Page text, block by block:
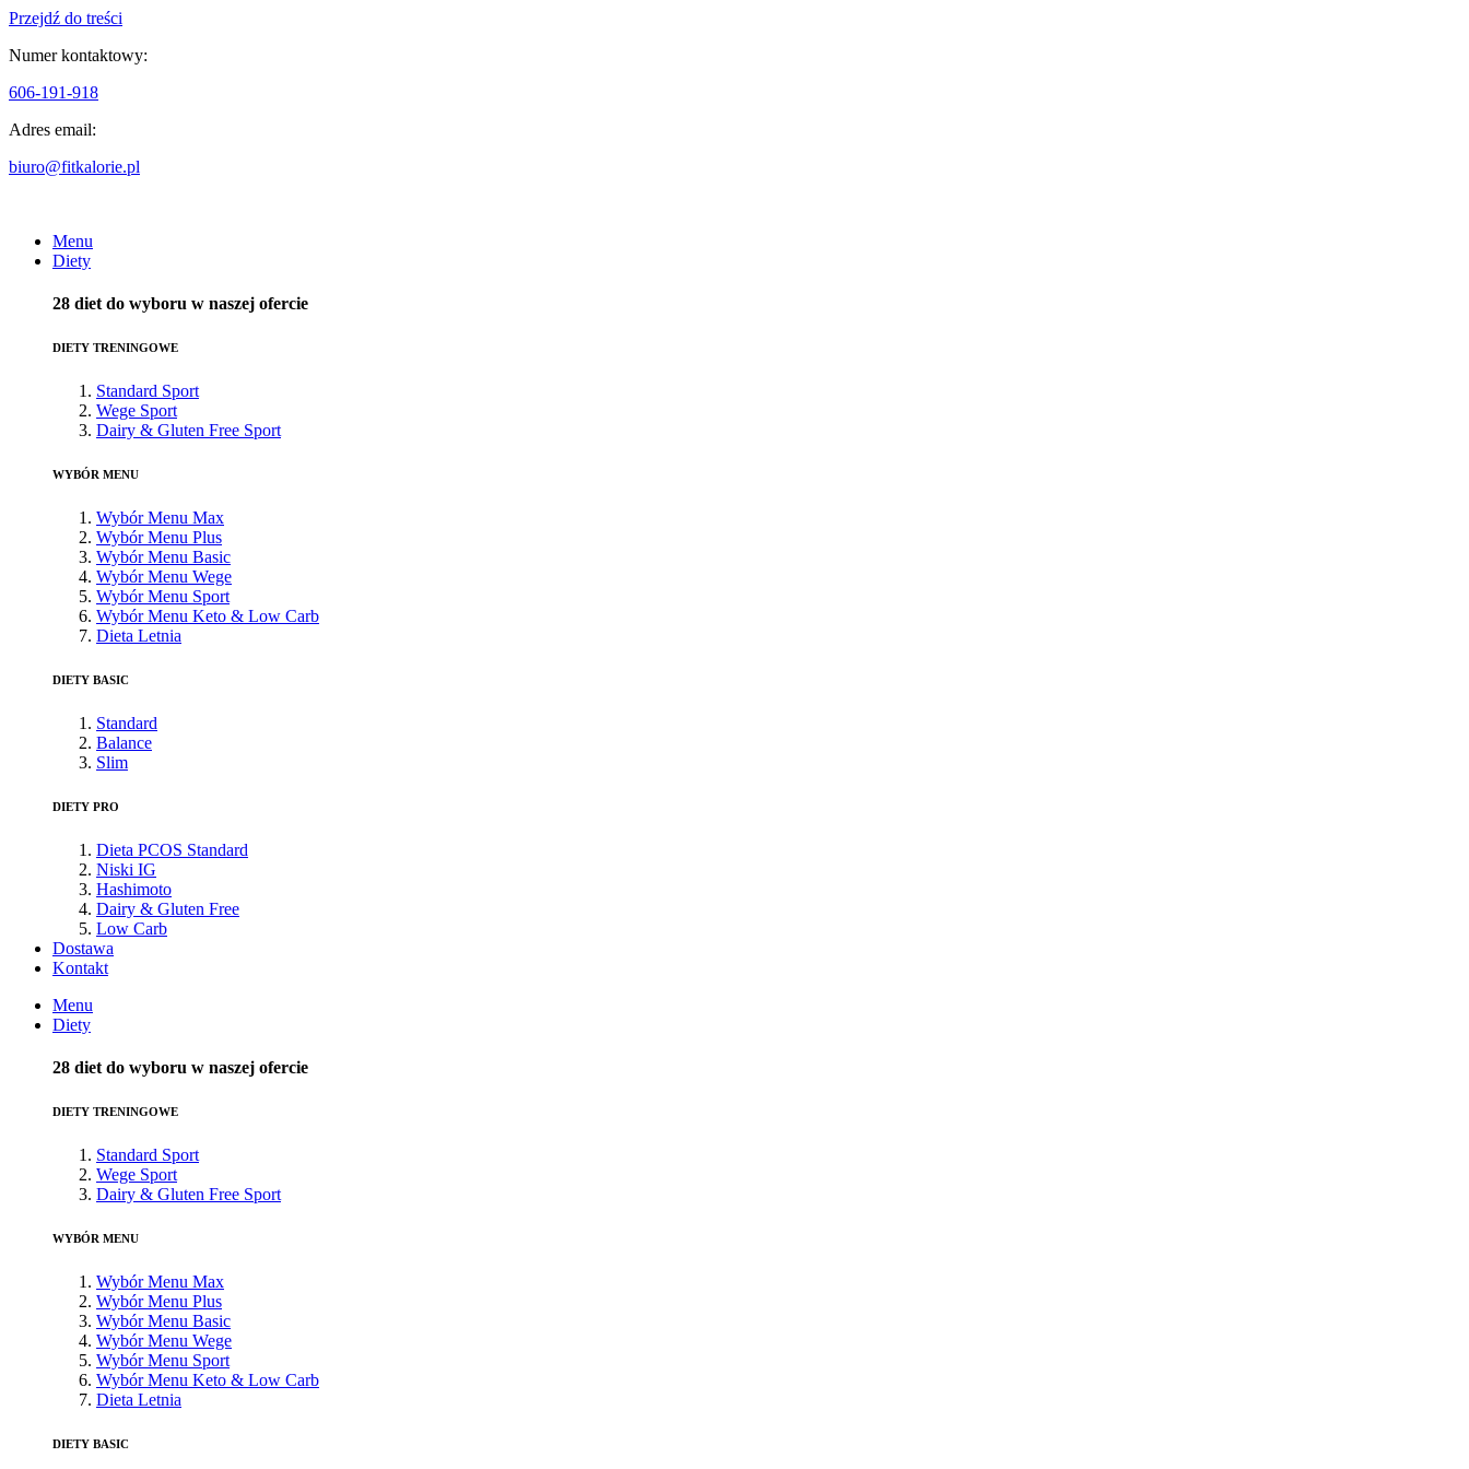
Przejdź do treści
Numer kontaktowy:
606-191-918
Adres email:
biuro@fitkalorie.pl
Menu
Diety
28 diet do wyboru w naszej ofercie
DIETY TRENINGOWE
Standard Sport
Wege Sport
Dairy & Gluten Free Sport
WYBÓR MENU
Wybór Menu Max
Wybór Menu Plus
Wybór Menu Basic
Wybór Menu Wege
Wybór Menu Sport
Wybór Menu Keto & Low Carb
Dieta Letnia
DIETY BASIC
Standard
Balance
Slim
DIETY PRO
Dieta PCOS Standard
Niski IG
Hashimoto
Dairy & Gluten Free
Low Carb
Dostawa
Kontakt
Menu
Diety
28 diet do wyboru w naszej ofercie
DIETY TRENINGOWE
Standard Sport
Wege Sport
Dairy & Gluten Free Sport
WYBÓR MENU
Wybór Menu Max
Wybór Menu Plus
Wybór Menu Basic
Wybór Menu Wege
Wybór Menu Sport
Wybór Menu Keto & Low Carb
Dieta Letnia
DIETY BASIC